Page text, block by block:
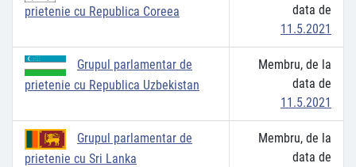
prietenie cu Republica Coreea
data de
11.5.2021
Grupul parlamentar de
prietenie cu Republica Uzbekistan
Membru, de la
data de
11.5.2021
Grupul parlamentar de
prietenie cu Sri Lanka
Membru, de la
data de